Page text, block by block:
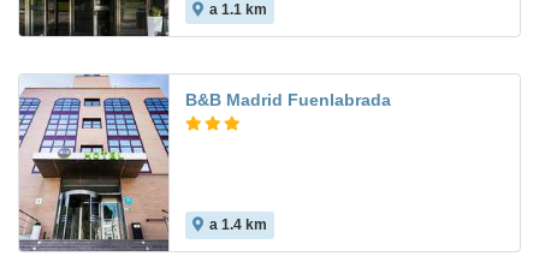
a 1.1 km
B&B Madrid Fuenlabrada
a 1.4 km